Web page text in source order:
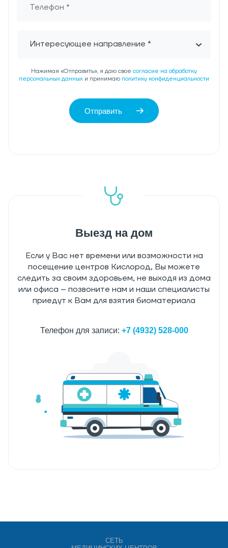
Интересующее направление *
Нажимая «Отправить», я даю свое согласие на обработку
персональных данных и принимаю политику конфиденциальности
Отправить
Выезд на дом
Если у Вас нет времени или возможности на
посещение центров Кислород, Вы можете
следить за своим здоровьем, не выходя из дома
или офиса – позвоните нам и наши специалисты
приедут к Вам для взятия биоматериала
Телефон для записи: +7 (4932) 528-000
СЕТЬ